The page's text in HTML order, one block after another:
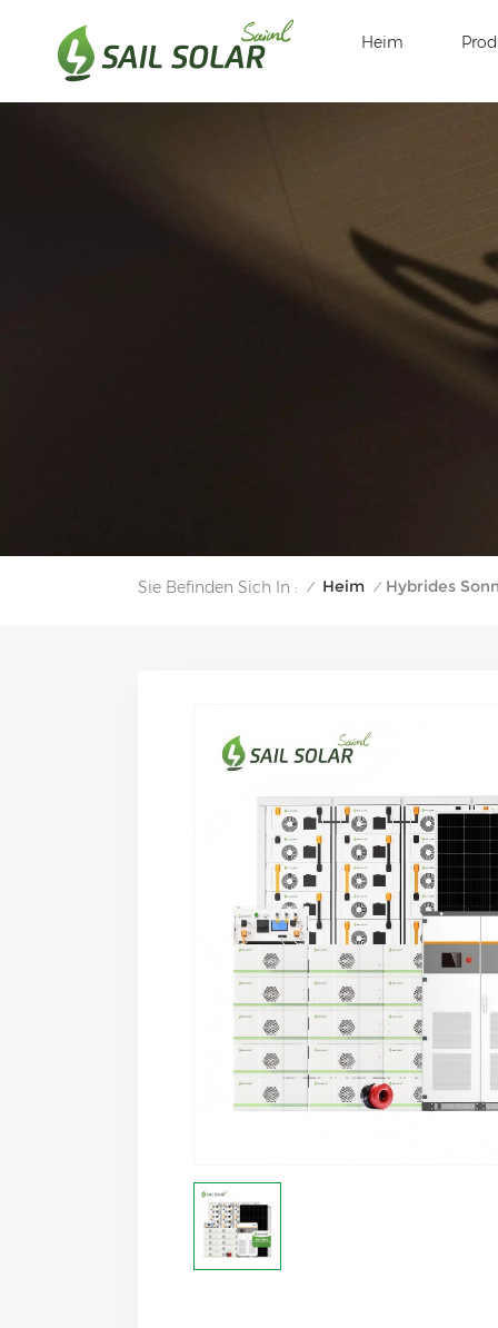
Heim
Sie Befinden Sich In : / Heim / Hybrides